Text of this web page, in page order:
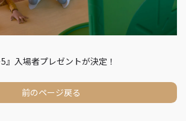
』入場者プレゼントが決定！
前のページ戻る